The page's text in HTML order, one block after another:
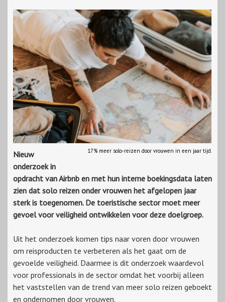
17% meer solo-reizen door vrouwen in een jaar tijd.
Nieuw
onderzoek in
opdracht van Airbnb en met hun interne boekingsdata laten
zien dat solo reizen onder vrouwen het afgelopen jaar
sterk is toegenomen. De toeristische sector moet meer
gevoel voor veiligheid ontwikkelen voor deze doelgroep.
Uit het onderzoek komen tips naar voren door vrouwen
om reisproducten te verbeteren als het gaat om de
gevoelde veiligheid. Daarmee is dit onderzoek waardevol
voor professionals in de sector omdat het voorbij alleen
het vaststellen van de trend van meer solo reizen geboekt
en ondernomen door vrouwen.